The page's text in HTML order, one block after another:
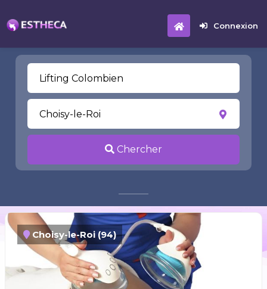
Connexion
Chercher
Choisy-le-Roi (94)